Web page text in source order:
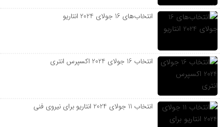
انتخاب‌های 16 جولای 2024 انتاریو
انتخاب 16 جولای 2024 اکسپرس انتری
انتخاب 11 جولای 2024 انتاریو برای نیروی فنی